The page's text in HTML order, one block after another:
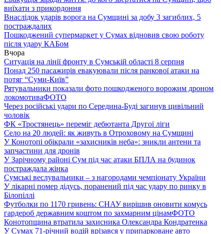
виїхати з прикордоння
Внаслідок ударів ворога на Сумщині за добу 3 загиблих, 5
постраждалих
Пошкоджений супермаркет у Сумах відновив свою роботу
після удару КАБом
Вчора
Ситуація на лінії фронту в Сумській області 8 серпня
Понад 250 пасажирів евакуювали після ранкової атаки на
потяг “Суми-Київ”
Рятувальники показали фото пошкодженого ворожим дроном
локомотиваФОТО
Через російські удари по Середина-Буді загинув цивільний
чоловік
ФК «Тростянець» переміг дебютанта Другої ліги
Село на 20 людей: як живуть в Отроховому на Сумщині
У Конотопі обікрали «захисників неба»: зникли антени та
запчастини для дронів
У Зарічному районі Сум під час атаки БПЛА на будинок
постраждала жінка
Сумські веслувальники – з нагородами чемпіонату України
У лікарні помер дідусь, поранений під час удару по ринку в
Білопіллі
Футболки по 1170 гривень: СНАУ вирішив оновити комусь
гардероб державним коштом по захмарним цінамФОТО
Конотопщина втратила захисника Олександра Кондратенка
У Сумах 71-річний водій врізався у припарковане авто